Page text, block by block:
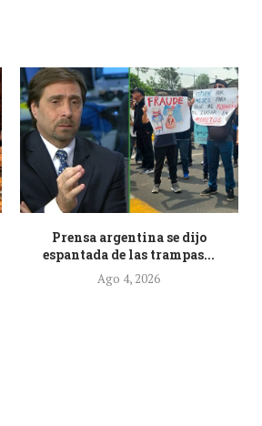
Prensa argentina se dijo
espantada de las trampas...
Ago 4, 2026